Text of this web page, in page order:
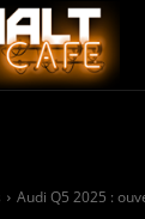
Audi Q5 2025 :